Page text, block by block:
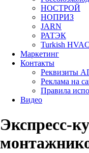
НОСТРОЙ
НОПРИЗ
JARN
РАТЭК
Turkish
Маркетинг
Контакты
Реквизиты
Реклама на
Правила
Видео
Экспресс-